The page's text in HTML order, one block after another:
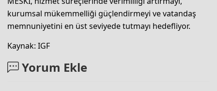
kurumsal mükemmelliği güçlendirmeyi ve vatandaş
memnuniyetini en üst seviyede tutmayı hedefliyor.
Kaynak: IGF
Yorum Ekle